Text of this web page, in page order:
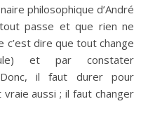
philosophique d’André
passe et que rien ne
dire que tout change
et par constater
il faut durer pour
aussi ; il faut changer